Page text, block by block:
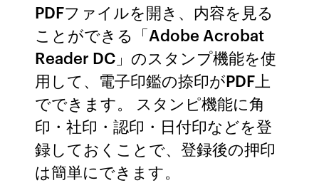
PDFファイルを開き、内容を見る
ことができる「Adobe Acrobat
Reader DC」のスタンプ機能を使
用して、電子印鑑の捺印がPDF上
でできます。 スタンピ機能に角
印・社印・認印・日付印などを登
録しておくことで、登録後の押印
は簡単にできます。